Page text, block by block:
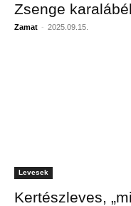
Zsenge
Zamat - 2025.09.15.
Levesek
Kertészleves,